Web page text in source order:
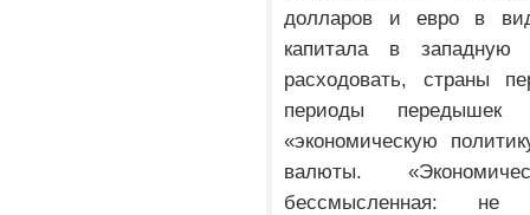
долларов и евро в
капитала в
расходовать, страны
периоды
«экономическую
валюты.
бессмысленная: не